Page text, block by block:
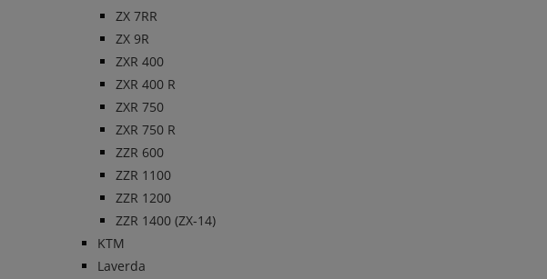
ZX 7RR
ZX 9R
ZXR 400
ZXR 400 R
ZXR 750
ZXR 750 R
ZZR 600
ZZR 1100
ZZR 1200
ZZR 1400 (ZX-14)
KTM
Laverda